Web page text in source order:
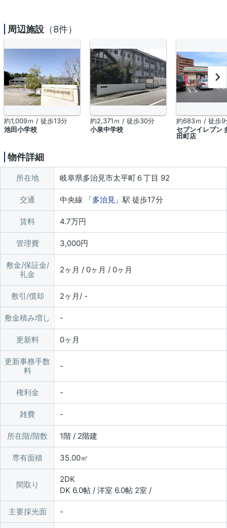
周辺施設 （8件）
約1,009ｍ / 徒歩13分
池田小学校
約2,371ｍ / 徒歩30分
小泉中学校
約683ｍ / 徒歩9
セブンイレブン
田町店
物件詳細
所在地 岐阜県多治見市太平町６丁目 92
交通 中央線 「多治見 」駅 徒歩17分
賃料 4.7万円
管理費 3,000円
敷金/保証金/
礼金
2ヶ月 / 0ヶ月 / 0ヶ月
敷引/償却 2ヶ月/ -
敷金積み増し
更新料 0ヶ月
更新事務手数
料
権利金
雑費
所在階/階数 1階 / 2階建
専有面積 35.00㎡
間取り
2DK
DK 6.0帖 / 洋室 6.0帖 2室 /
主要採光面